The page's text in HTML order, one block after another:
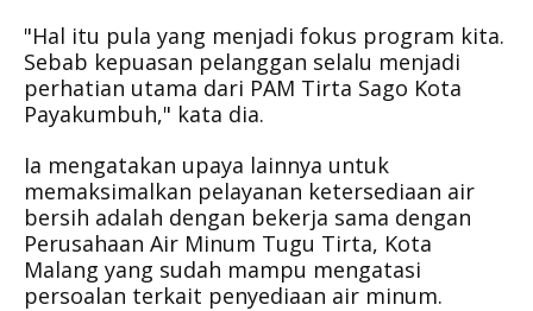
"Hal itu pula yang menjadi fokus program kita.
Sebab kepuasan pelanggan selalu menjadi
perhatian utama dari PAM Tirta Sago Kota
Payakumbuh," kata dia.
Ia mengatakan upaya lainnya untuk
memaksimalkan pelayanan ketersediaan air
bersih adalah dengan bekerja sama dengan
Perusahaan Air Minum Tugu Tirta, Kota
Malang yang sudah mampu mengatasi
persoalan terkait penyediaan air minum.